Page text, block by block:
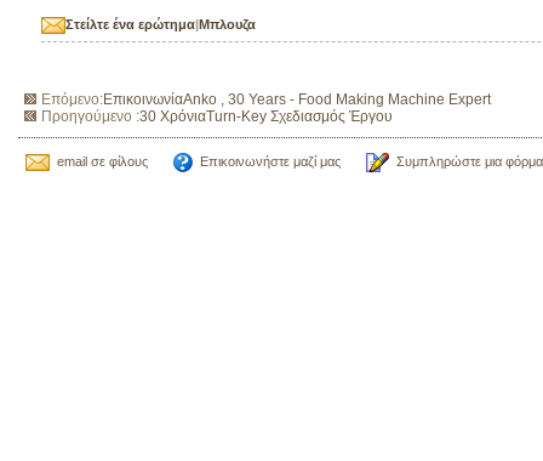
Στείλτε ένα ερώτημα|Μπλουζα
Επόμενο:ΕπικοινωνίαAnko , 30 Years - Food Making Machine Expert
Προηγούμενο :30 ΧρόνιαTurn-Key Σχεδιασμός Έργου
email σε φίλους Επικοινωνήστε μαζί μας Συμπληρώστε μια